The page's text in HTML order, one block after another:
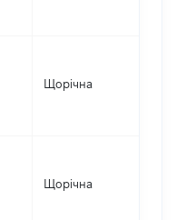
Щорічна
Щорічна